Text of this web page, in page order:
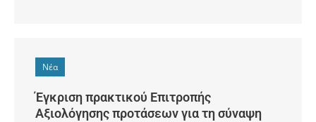
Νέα
Έγκριση πρακτικού Επιτροπής
Αξιολόγησης προτάσεων για τη σύναψη